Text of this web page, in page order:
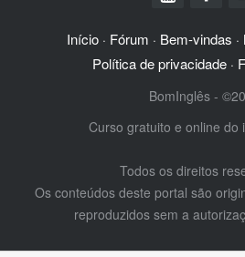
Início · Fórum · Bem-vindas ·
Política de privacidade ·
BomInglês -
Curso gratuito e online do
Todos os direitos
Os conteúdos deste portal são
reproduzidos sem a